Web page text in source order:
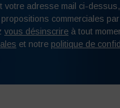
votre adresse mail ci-
commerciales
vous désinscrire à tout
et notre politique de